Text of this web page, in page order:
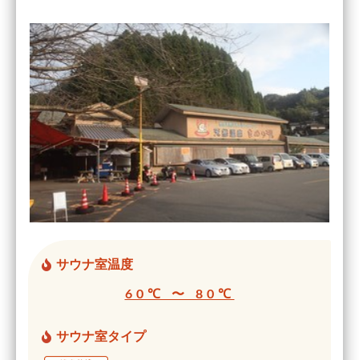
サウナ室温度
60℃ 〜 80℃
サウナ室タイプ